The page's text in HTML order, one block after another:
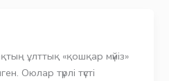
ұлттық «қошқар мүйіз»
Оюлар түрлі түсті